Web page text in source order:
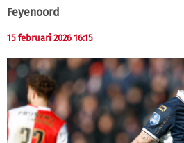
Feyenoord
15 februari 2026 16:15